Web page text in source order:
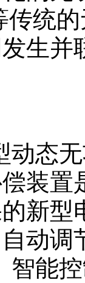
统
生并
动态
装置
新
动调
智能